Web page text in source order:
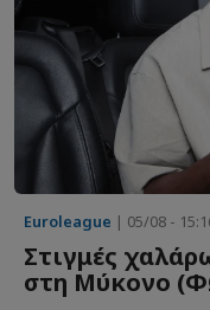
Euroleague | 05/08 -
Στιγμές
στη Μύκονο